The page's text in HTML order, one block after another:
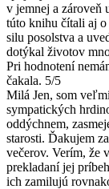
v jemnej a zároveň
túto knihu čítali aj
silu posolstva a
dotýkal životov
Pri hodnotení
čakala. 5/5
Milá Jen, som
sympatických
oddýchnem,
starosti. Ďakujem
večerov. Verím, že
prekladaní jej
ich zamilujú